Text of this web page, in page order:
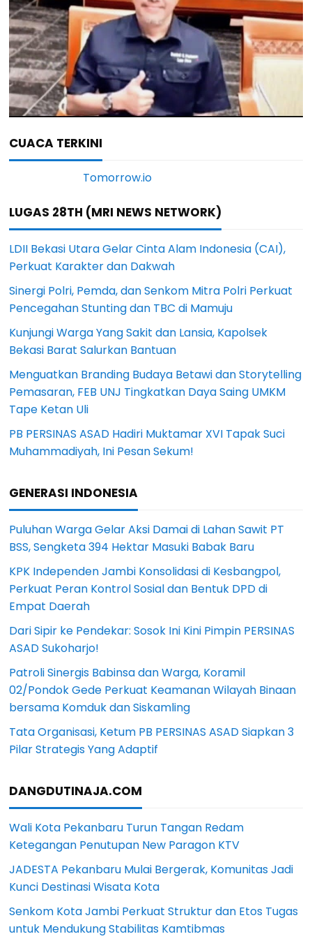
CUACA TERKINI
LUGAS 28TH (MRI NEWS NETWORK)
LDII Bekasi Utara Gelar Cinta Alam Indonesia (CAI),
Perkuat Karakter dan Dakwah
Sinergi Polri, Pemda, dan Senkom Mitra Polri Perkuat
Pencegahan Stunting dan TBC di Mamuju
Kunjungi Warga Yang Sakit dan Lansia, Kapolsek
Bekasi Barat Salurkan Bantuan
Menguatkan Branding Budaya Betawi dan Storytelling
Pemasaran, FEB UNJ Tingkatkan Daya Saing UMKM
Tape Ketan Uli
PB PERSINAS ASAD Hadiri Muktamar XVI Tapak Suci
Muhammadiyah, Ini Pesan Sekum!
GENERASI INDONESIA
Puluhan Warga Gelar Aksi Damai di Lahan Sawit PT
BSS, Sengketa 394 Hektar Masuki Babak Baru
KPK Independen Jambi Konsolidasi di Kesbangpol,
Perkuat Peran Kontrol Sosial dan Bentuk DPD di
Empat Daerah
Dari Sipir ke Pendekar: Sosok Ini Kini Pimpin PERSINAS
ASAD Sukoharjo!
Patroli Sinergis Babinsa dan Warga, Koramil
02/Pondok Gede Perkuat Keamanan Wilayah Binaan
bersama Komduk dan Siskamling
Tata Organisasi, Ketum PB PERSINAS ASAD Siapkan 3
Pilar Strategis Yang Adaptif
DANGDUTINAJA.COM
Wali Kota Pekanbaru Turun Tangan Redam
Ketegangan Penutupan New Paragon KTV
JADESTA Pekanbaru Mulai Bergerak, Komunitas Jadi
Kunci Destinasi Wisata Kota
Senkom Kota Jambi Perkuat Struktur dan Etos Tugas
untuk Mendukung Stabilitas Kamtibmas